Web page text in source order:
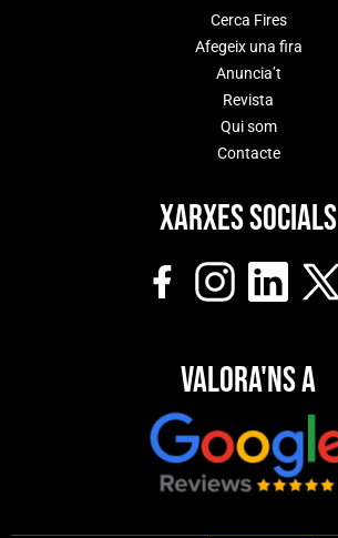
Cerca Fires
Afegeix una fira
Anuncia’t
Revista
Qui som
Contacte
Xarxes socials
Valora'ns a